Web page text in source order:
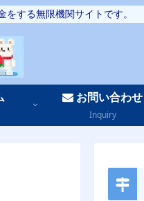
する無限機関サイトです。
お問い合わせ
Inquiry